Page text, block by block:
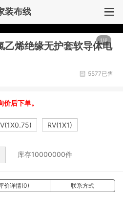
装布线
1/6
烯绝缘无护套软导体电
5577已售
后下单。
RV(1X1)
库存10000000件
价详情(0) 联系方式